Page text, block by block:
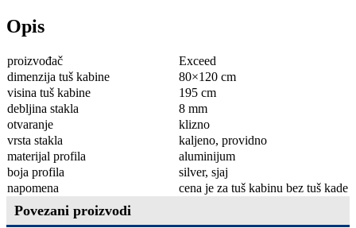
Opis
proizvođač
Exceed
dimenzija tuš kabine
80×120 cm
visina tuš kabine
195 cm
debljina stakla
8 mm
otvaranje
klizno
vrsta stakla
kaljeno, providno
materijal profila
aluminijum
boja profila
silver, sjaj
napomena
cena je za tuš kabinu bez tuš kade
Povezani proizvodi